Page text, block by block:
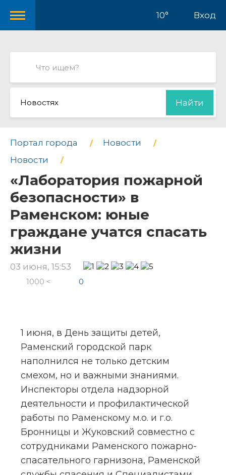
10° Вход
Новостях Найти
Портал города
Новости
Новости
«Лаборатория пожарной
безопасности» в
Раменском: юные
граждане учатся спасать
жизни
03 июня, 15:53
1000 < 0
1 июня, в День защиты детей,
Раменский городской парк
наполнился не только детским
смехом, но и важными знаниями.
Инспекторы отдела надзорной
деятельности и профилактической
работы по Раменскому м.о. и г.о.
Бронницы и Жуковский совместно с
сотрудниками Раменского пожарно-
спасательного гарнизона, Раменской